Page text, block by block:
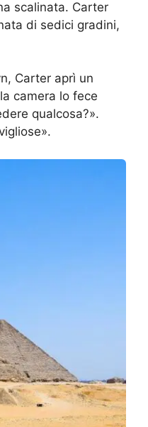
scalinata. Carter
di sedici gradini,
Carter aprì un
camera lo fece
qualcosa?».